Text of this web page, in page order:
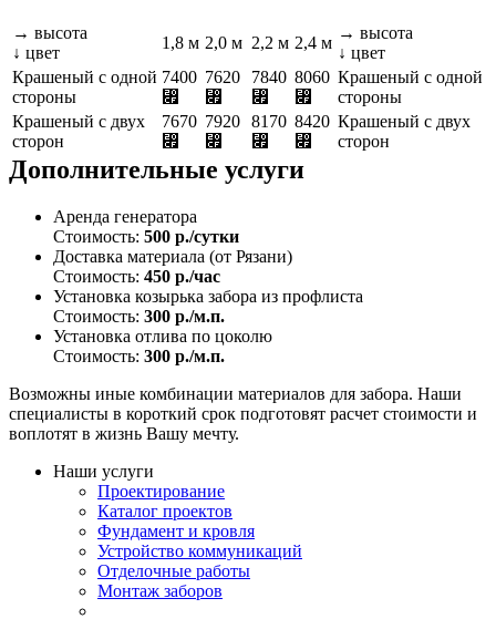
→ высота
↓ цвет
1,8 м 2,0 м
Крашеный с одной
стороны
7400
⃏
7620
⃏
Крашеный с двух
сторон
7670
⃏
7920
⃏
2,2 м 2,4 м
→ высота
↓ цвет
7840
⃏
8060
⃏
Крашеный с одной
стороны
8170
⃏
8420
⃏
Крашеный с двух
сторон
Дополнительные услуги
Аренда генератора
Стоимость: 500 р./сутки
Доставка материала (от Рязани)
Стоимость: 450 р./час
Установка козырька забора из профлиста
Стоимость: 300 р./м.п.
Установка отлива по цоколю
Стоимость: 300 р./м.п.
Возможны иные комбинации материалов для забора. Наши
специалисты в короткий срок подготовят расчет стоимости и
воплотят в жизнь Вашу мечту.
Наши услуги
Проектирование
Каталог проектов
Фундамент и кровля
Устройство коммуникаций
Отделочные работы
Монтаж заборов